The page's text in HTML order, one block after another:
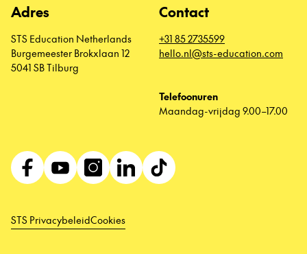
Adres
STS Education Netherlands
Burgemeester Brokxlaan 12
5041 SB Tilburg
Contact
+31 85 2735599
hello.nl@sts-education.com
Telefoonuren
Maandag-vrijdag 9.00–17.00
STS PrivacybeleidCookies